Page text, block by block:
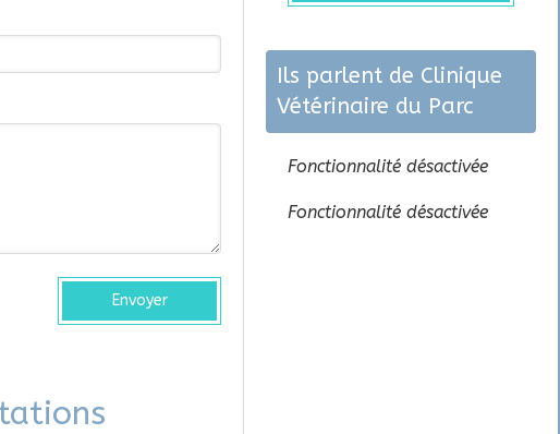
Envoyer
Ils parlent de Clinique
Vétérinaire du Parc
Fonctionnalité désactivée
Fonctionnalité désactivée